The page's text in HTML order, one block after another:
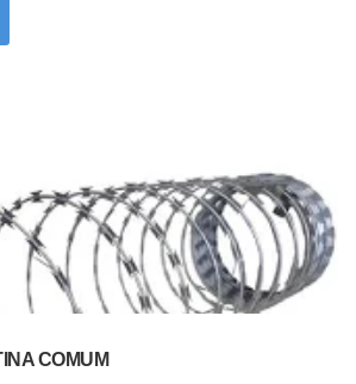
COMUM